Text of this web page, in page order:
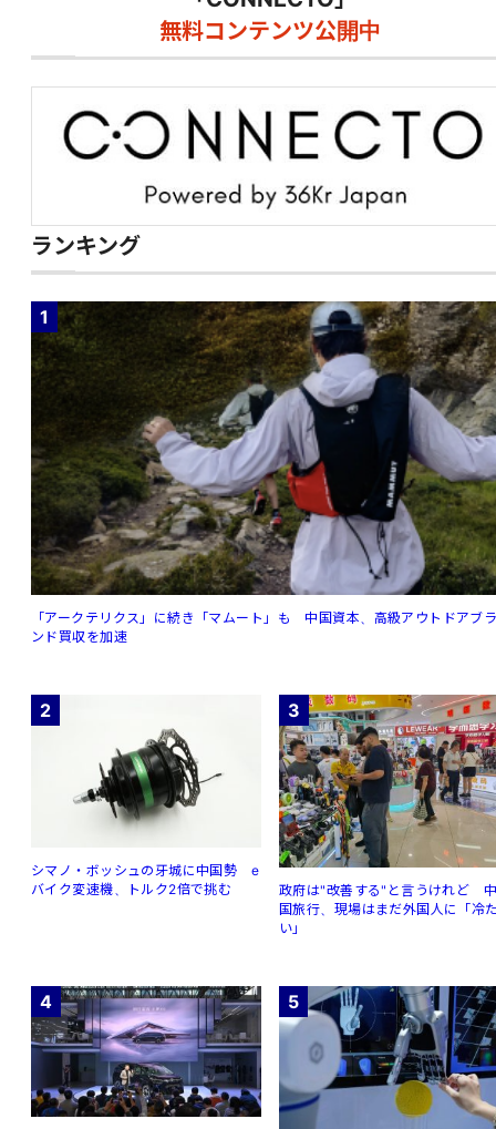
無料コンテンツ公開中
ランキング
1
「アークテリクス」に続き「マムート」も 中国資本、高級アウトドアブ
ンド買収を加速
2
シマノ・ボッシュの牙城に中国勢 e
バイク変速機、トルク2倍で挑む
3
政府は"改善する"と言うけれど
国旅行、現場はまだ外国人に「冷
い」
4 5